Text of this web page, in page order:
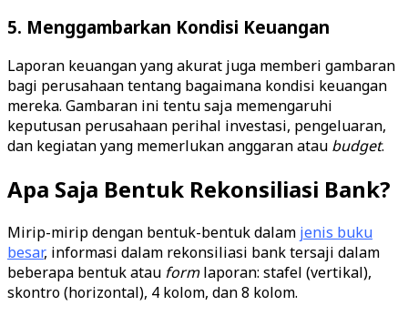
5. Menggambarkan Kondisi Keuangan
Laporan keuangan yang akurat juga memberi gambaran
bagi perusahaan tentang bagaimana kondisi keuangan
mereka. Gambaran ini tentu saja memengaruhi
keputusan perusahaan perihal investasi, pengeluaran,
dan kegiatan yang memerlukan anggaran atau budget.
Apa Saja Bentuk Rekonsiliasi Bank?
Mirip-mirip dengan bentuk-bentuk dalam jenis buku
besar, informasi dalam rekonsiliasi bank tersaji dalam
beberapa bentuk atau formlaporan: stafel (vertikal),
skontro (horizontal), 4 kolom, dan 8 kolom.